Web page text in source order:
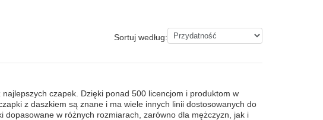
Sortuj według:
czapek. Dzięki ponad 500 licencjom i produktom w
z daszkiem są znane i ma wiele innych linii dostosowanych do
w różnych rozmiarach, zarówno dla mężczyzn, jak i